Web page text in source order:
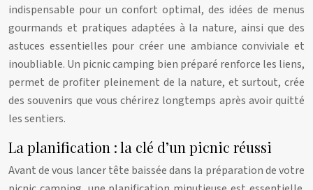
indispensable pour un confort optimal, des idées de menus
gourmands et pratiques adaptées à la nature, ainsi que des
astuces essentielles pour créer une ambiance conviviale et
inoubliable. Un picnic camping bien préparé renforce les liens,
permet de profiter pleinement de la nature, et surtout, crée
des souvenirs que vous chérirez longtemps après avoir quitté
les sentiers.
La planification : la clé d’un picnic réussi
Avant de vous lancer tête baissée dans la préparation de votre